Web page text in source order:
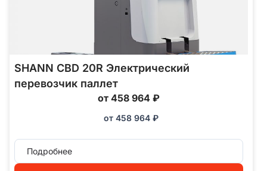
SHANN CBD 20R Электрический
перевозчик паллет
от 458 964 ₽
от 458 964 ₽
Подробнее